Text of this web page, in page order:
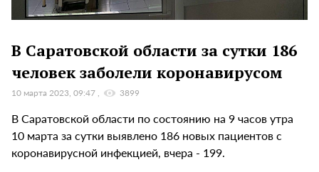
В Саратовской области за сутки 186
человек заболели коронавирусом
10 марта 2023, 09:47 3899
В Саратовской области по состоянию на 9 часов утра
10 марта за сутки выявлено 186 новых пациентов с
коронавирусной инфекцией, вчера - 199.